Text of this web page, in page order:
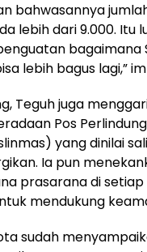
bahwasannya
lebih dari 9.000. Itu
bagaimana
lebih bagus lagi,”
Teguh juga
Pos
yang dinilai
Ia pun
prasarana di setiap
mendukung
sudah